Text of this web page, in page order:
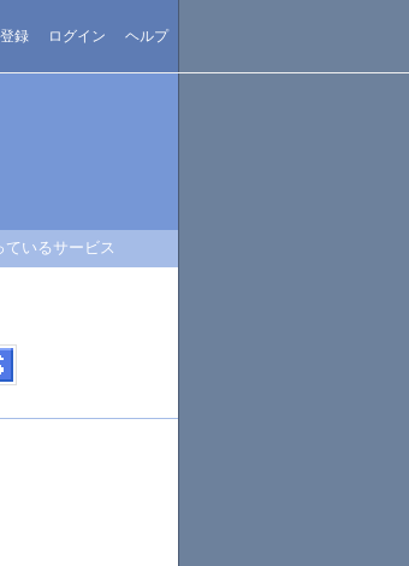
録 ログイン ヘルプ
ているサービス